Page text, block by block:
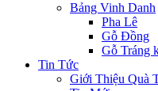
Bảng Vinh Danh
Pha Lê
Gỗ Đồng
Gỗ Tráng
Tin Tức
Giới Thiệu Quà